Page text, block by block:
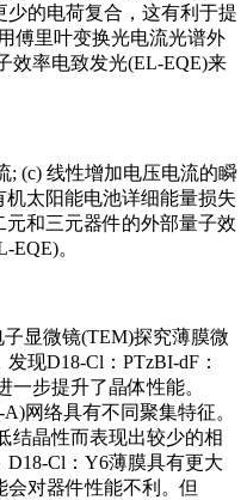
的电荷复合，这有利于提
傅里叶变换光电流光谱外
效率电致发光(EL-EQE)来
; (c) 线性增加电压电流的瞬
机太阳能电池详细能量损失
元和三元器件的外部量子效
EQE)。
显微镜(TEM)探究薄膜微
现D18-Cl：PTzBI-dF：
步提升了晶体性能。
网络具有不同聚集特征。
结晶性而表现出较少的相
Cl：Y6薄膜具有更大
对器件性能不利。但